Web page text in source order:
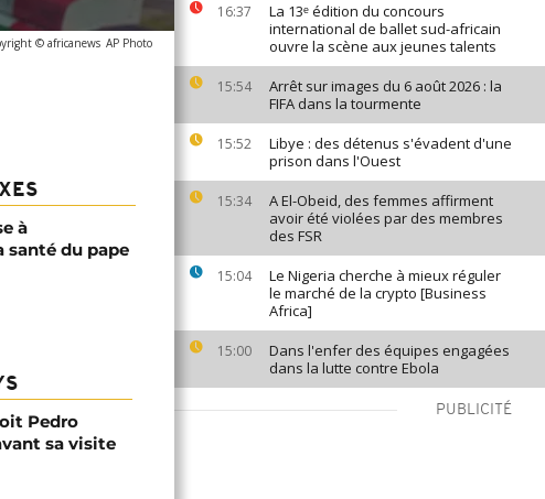
16:37
La 13ᵉ édition du concours
international de ballet sud-africain
ouvre la scène aux jeunes talents
15:54
Arrêt sur images du 6 août 2026 : la
FIFA dans la tourmente
15:52
Libye : des détenus s'évadent d'une
prison dans l'Ouest
15:34
A El-Obeid, des femmes affirment
avoir été violées par des membres
des FSR
15:04
Le Nigeria cherche à mieux réguler
le marché de la crypto [Business
Africa]
15:00
Dans l'enfer des équipes engagées
dans la lutte contre Ebola
PUBLICITÉ
© africanews AP Photo
à
santé du pape
Pedro
sa visite